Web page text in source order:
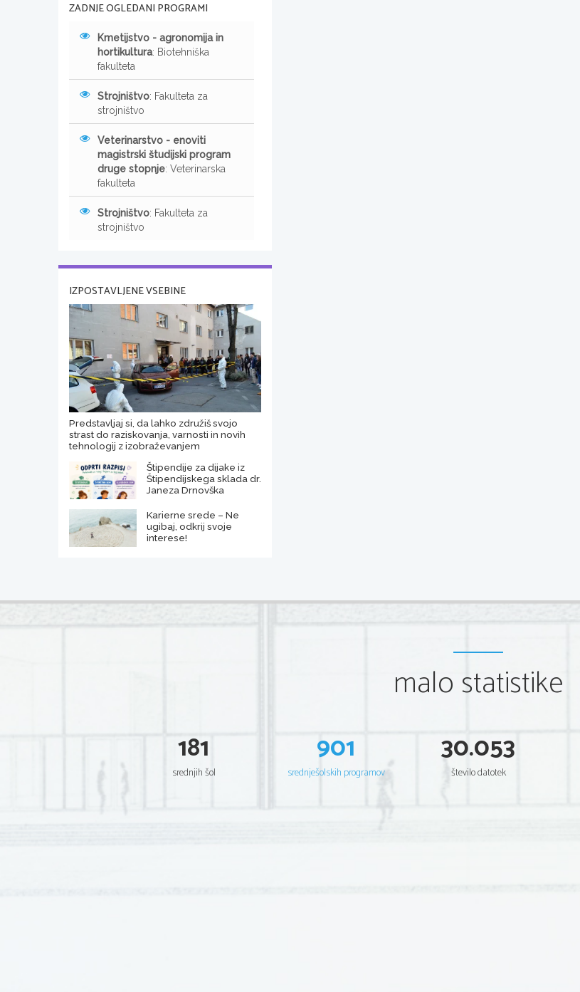
ZADNJE OGLEDANI PROGRAMI
Kmetijstvo - agronomija in
hortikultura: Biotehniška
fakulteta
Strojništvo: Fakulteta za
strojništvo
Veterinarstvo - enoviti
magistrski študijski program
druge stopnje: Veterinarska
fakulteta
Strojništvo: Fakulteta za
strojništvo
IZPOSTAVLJENE VSEBINE
Predstavljaj si, da lahko združiš svojo
strast do raziskovanja, varnosti in novih
tehnologij z izobraževanjem
Štipendije za dijake iz
Štipendijskega sklada dr.
Janeza Drnovška
Karierne srede – Ne
ugibaj, odkrij svoje
interese!
malo statistike
181
srednjih šol
901
srednješolskih programov
30.053
število datotek